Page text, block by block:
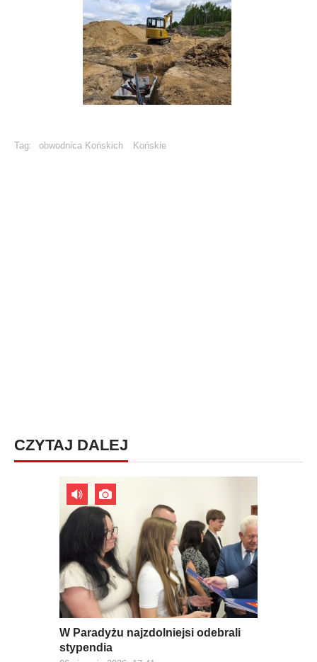
Tag: obwodnica Końskich Końskie
CZYTAJ DALEJ
W Paradyżu najzdolniejsi odebrali
stypendia